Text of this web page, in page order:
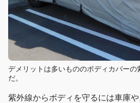
デメリットは多いもののボディカバーの
だ。
紫外線からボディを守るには車庫や